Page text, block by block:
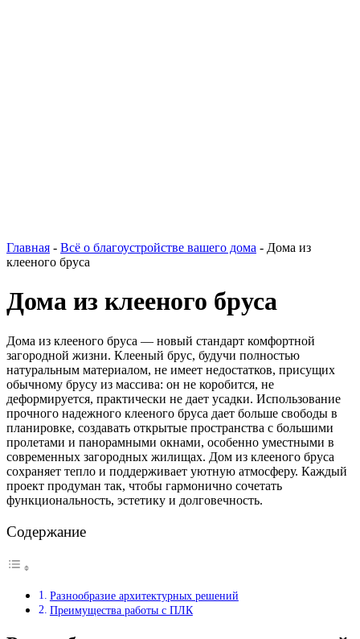
Главная - Всё о благоустройстве вашего дома - Дома из
клееного бруса
Дома из клееного бруса
Дома из клееного бруса — новый стандарт комфортной
загородной жизни. Клееный брус, будучи полностью
натуральным материалом, не имеет недостатков, присущих
обычному брусу из массива: он не коробится, не
деформируется, практически не дает усадки. Использование
прочного надежного клееного бруса дает больше свободы в
планировке, создавать открытые пространства с большими
пролетами и панорамными окнами, особенно уместными в
современных загородных жилищах. Дом из клееного бруса
сохраняет тепло и поддерживает уютную атмосферу. Каждый
проект продуман так, чтобы гармонично сочетать
функциональность, эстетику и долговечность.
Содержание
Разнообразие архитектурных решений
Преимущества работы с ПЛК